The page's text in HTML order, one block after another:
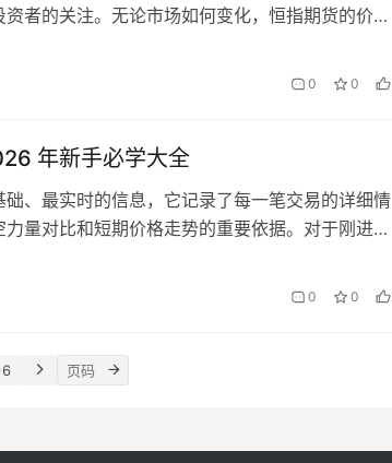
者的关注。无论市场如何变化，恒指期货的价格
。本文将为您详细介绍 2026 年恒指期货的主要走
0 0
年新手必学大全
、最实时的信息，它记录了每一笔交易的详细情
量对比和短期价格走势的重要依据。对于刚进入
货交易中最常用的分时成交术语，帮助新手快速入
0 0
6